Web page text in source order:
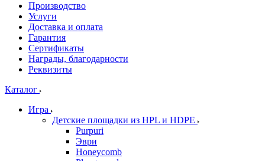
Производство
Услуги
Доставка и оплата
Гарантия
Сертификаты
Награды, благодарности
Реквизиты
Каталог
Игра
Детские площадки из HPL и HDPE
Purpuri
Эври
Honeycomb